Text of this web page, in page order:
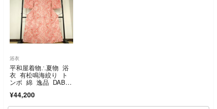
浴衣
平和屋着物∴夏物 浴
衣 有松鳴海絞り ト
ンボ 綿 逸品 DABI3
¥44,200